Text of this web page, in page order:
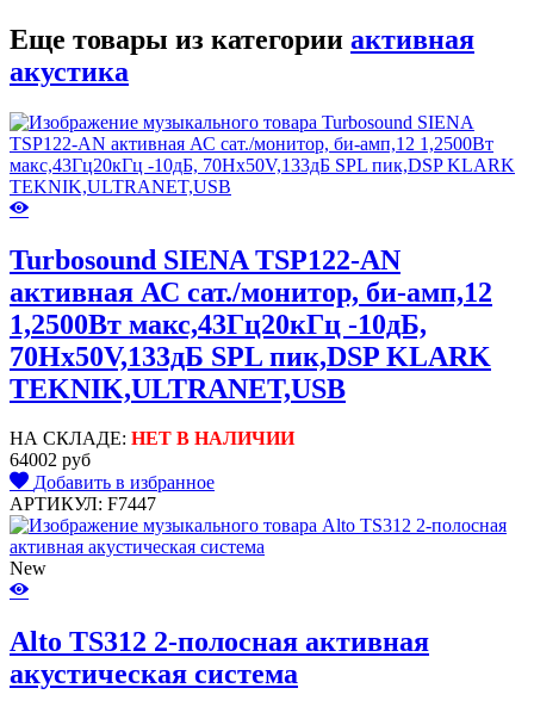
Еще товары из категории активная
акустика
Turbosound SIENA TSP122-AN
активная АС сат./монитор, би-амп,12
1,2500Вт макс,43Гц20кГц -10дБ,
70Hx50V,133дБ SPL пик,DSP KLARK
TEKNIK,ULTRANET,USB
НА СКЛАДЕ: НЕТ В НАЛИЧИИ
64002 руб
Добавить в избранное
АРТИКУЛ: F7447
New
Alto TS312 2-полосная активная
акустическая система